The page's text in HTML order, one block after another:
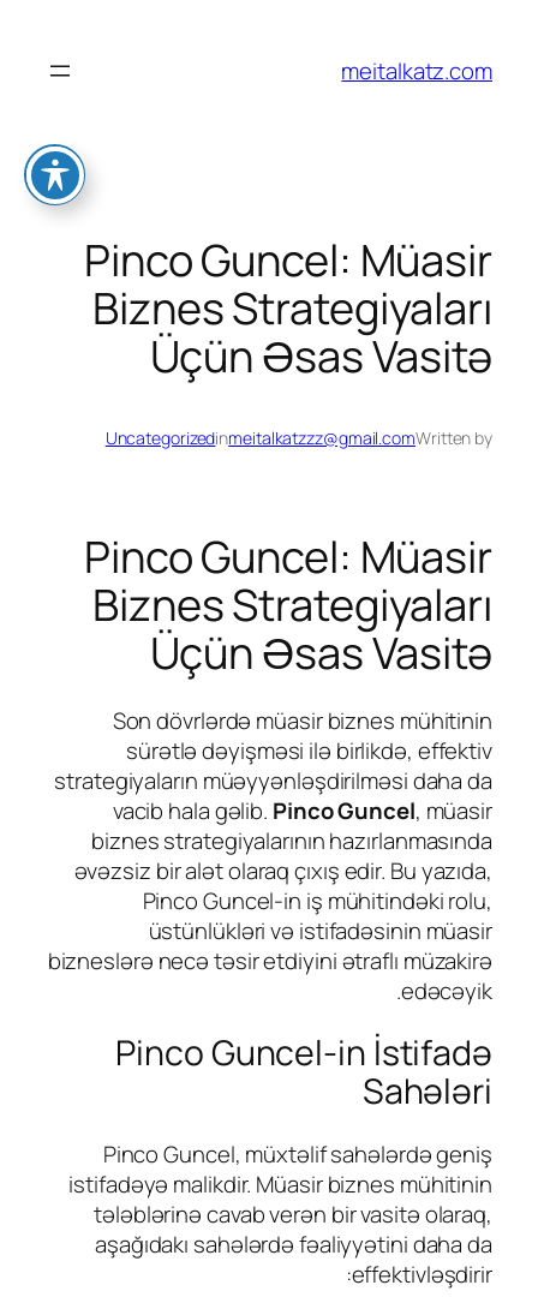
meitalkatz.com
Pinco Guncel: Müasir
Biznes Strategiyaları
Üçün Əsas Vasitə
Written by
meitalkatzzz@gmail.com
in
Uncategorized
Pinco Guncel: Müasir
Biznes Strategiyaları
Üçün Əsas Vasitə
Son dövrlərdə müasir biznes mühitinin
sürətlə dəyişməsi ilə birlikdə, effektiv
strategiyaların müəyyənləşdirilməsi daha da
vacib hala gəlib. Pinco Guncel, müasir
biznes strategiyalarının hazırlanmasında
əvəzsiz bir alət olaraq çıxış edir. Bu yazıda,
Pinco Guncel-in iş mühitindəki rolu,
üstünlükləri və istifadəsinin müasir
bizneslərə necə təsir etdiyini ətraflı müzakirə
edəcəyik.
Pinco Guncel-in İstifadə
Sahələri
Pinco Guncel, müxtəlif sahələrdə geniş
istifadəyə malikdir. Müasir biznes mühitinin
tələblərinə cavab verən bir vasitə olaraq,
aşağıdakı sahələrdə fəaliyyətini daha da
effektivləşdirir: